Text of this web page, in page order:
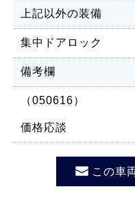
上記以外の装備
集中ドアロック
備考欄
（050616）
価格応談
この車